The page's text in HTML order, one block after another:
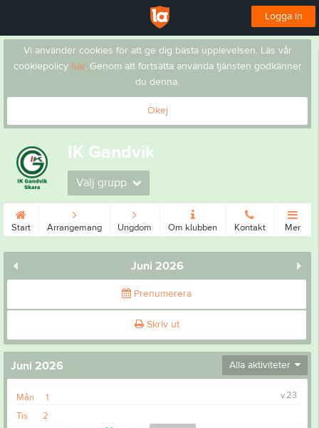
Logga in
Vi använder cookies för att ge dig bästa upplevelsen. Läs vår
cookiepolicy här. Genom att fortsätta använda tjänsten godkänner
du denna.
Okej
IK Gandvik
Välj grupp
Start Arrangemang Ungdom Om klubben Kontakt Mer
Juni 2026
Prenumerera
Skriv ut
Juni 2026 Alla aktiviteter
1
Mån
v.23
2
Tis